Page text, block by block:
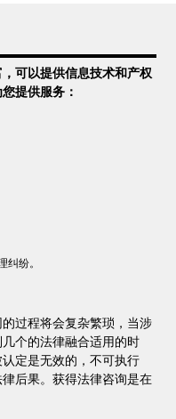
可以提供信息技术和产权
提供服务：
纷。
过程将会复杂繁琐，当涉
个的法律融合适用的时
定是无效的，不可执行
后果。获得法律咨询是在